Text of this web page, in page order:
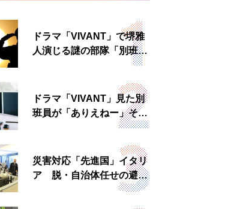
ドラマ「VIVANT」で堺雅
人演じる謎の部隊「別班」
は実在する？内情知る人物
ドラマ「VIVANT」見た別
班員が「ありえねー」その
理由とは 非公然組織ゆえ
災害対応「先進国」イタリ
ア 脱・自治体任せの避難
所運営、被災者への温かい